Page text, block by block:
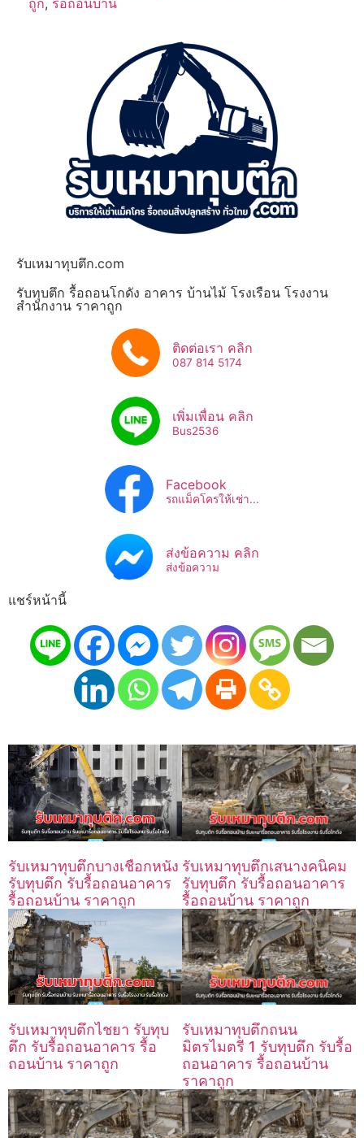
รับเหมาทุบตึก.com
รับทุบตึก รื้อถอนโกดัง อาคาร บ้านไม้ โรงเรือน โรงงาน
สำนักงาน ราคาถูก
ติดต่อเรา คลิก
087 814 5174
เพิ่มเพื่อน คลิก
Bus2536​
Facebook
รถแม็คโครให้เช่า...
ส่งข้อความ คลิก
ส่งข้อความ
แชร์หน้านี้
รับเหมาทุบตึกบางเชือกหนัง
รับทุบตึก รับรื้อถอนอาคาร
รื้อถอนบ้าน ราคาถูก
รับเหมาทุบตึกเสนางคนิคม
รับทุบตึก รับรื้อถอนอาคาร
รื้อถอนบ้าน ราคาถูก
รับเหมาทุบตึกไชยา รับทุบ
ตึก รับรื้อถอนอาคาร รื้อ
ถอนบ้าน ราคาถูก
รับเหมาทุบตึกถนน
มิตรไมตรี 1 รับทุบตึก รับรื้อ
ถอนอาคาร รื้อถอนบ้าน
ราคาถูก